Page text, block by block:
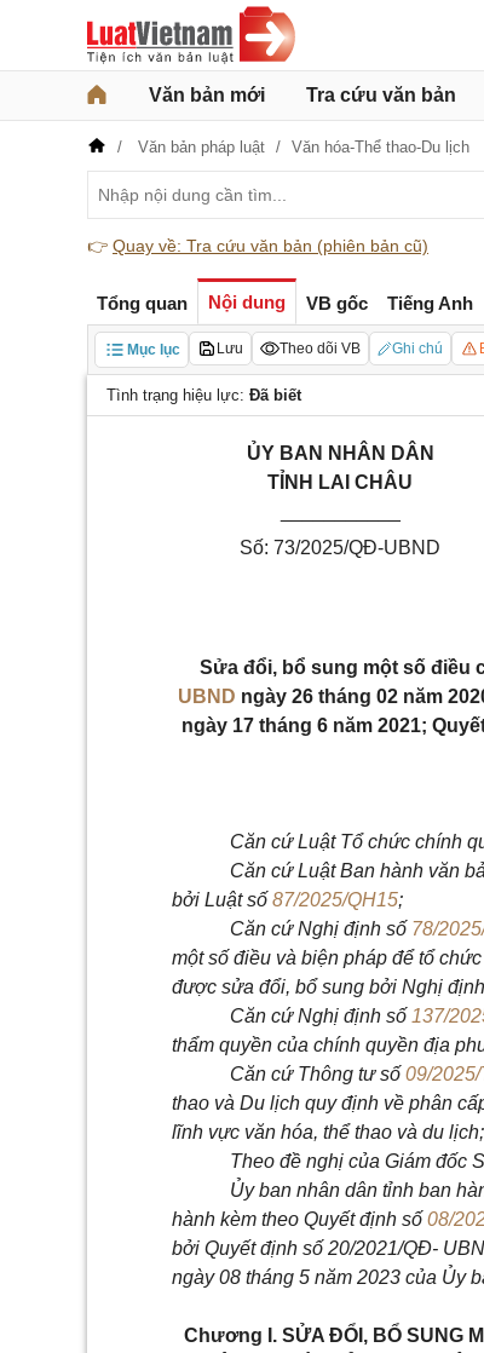
Văn bản mới Tra cứu văn bản
Văn bản pháp luật Văn hóa-Thể thao-Du lịch
👉 Quay về: Tra cứu văn bản (phiên bản cũ)
Tổng quan Nội dung VB gốc Tiếng Anh
Mục lục Lưu Theo dõi VB Ghi chú
Tình trạng hiệu lực: Đã biết
ỦY BAN NHÂN DÂN
TỈNH LAI CHÂU
Số: 73/2025/QĐ-UBND
Sửa đổi, bổ sung một số điều
UBND ngày 26 tháng 02 năm
ngày 17 tháng 6 năm 2021;
Căn cứ Luật Tổ chức chính
Căn cứ Luật Ban hành văn
bởi Luật số 87/2025/QH15;
Căn cứ Nghị định số 78/
một số điều và biện pháp để tổ
được sửa đổi, bổ sung bởi Nghị
Căn cứ Nghị định số 137/
thẩm quyền của chính quyền địa
Căn cứ Thông tư số 09/
thao và Du lịch quy định về phân
lĩnh vực văn hóa, thể thao và du lịch;
Theo đề nghị của Giám đốc
Ủy ban nhân dân tỉnh ban
hành kèm theo Quyết định số 08/
bởi Quyết định số 20/2021/QĐ-
ngày 08 tháng 5 năm 2023 của Ủy
Chương I. SỬA ĐỔI, BỔ SUNG